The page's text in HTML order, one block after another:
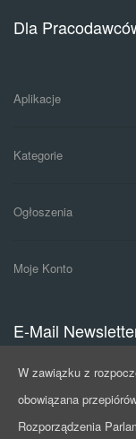
Dla
Aplikacje
Kategorie
Ogłoszenia
Moje Konto
E-Mail
W zawiązku z
obowiązana
Rozporządzenia